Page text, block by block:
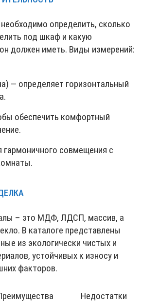
определить, сколько
под шкаф и какую
должен иметь. Виды измерений:
— определяет горизонтальный
обеспечить комфортный
совмещения с
– это МДФ, ЛДСП, массив, а
В каталоге представлены
из экологически чистых и
устойчивых к износу и
факторов.
Недостатки